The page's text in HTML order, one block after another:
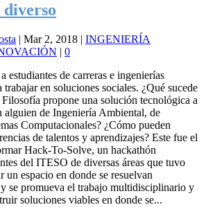
| Mar 2, 2018 | INGENIERÍA
| 0
estudiantes de carreras e ingenierías
trabajar en soluciones sociales. ¿Qué sucede
propone una solución tecnológica a
alguien de Ingeniería Ambiental, de
Computacionales? ¿Cómo pueden
de talentos y aprendizajes? Este fue el
Hack-To-Solve, un hackathón
del ITESO de diversas áreas que tuvo
un espacio en donde se resuelvan
se promueva el trabajo multidisciplinario y
soluciones viables en donde se...